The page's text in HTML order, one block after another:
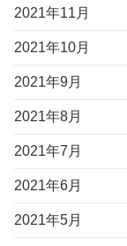
2021年11月
2021年10月
2021年9月
2021年8月
2021年7月
2021年6月
2021年5月